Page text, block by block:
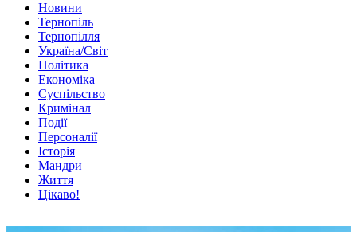
Новини
Тернопіль
Тернопілля
Україна/Світ
Політика
Економіка
Суспільство
Кримінал
Події
Персоналії
Історія
Мандри
Життя
Цікаво!